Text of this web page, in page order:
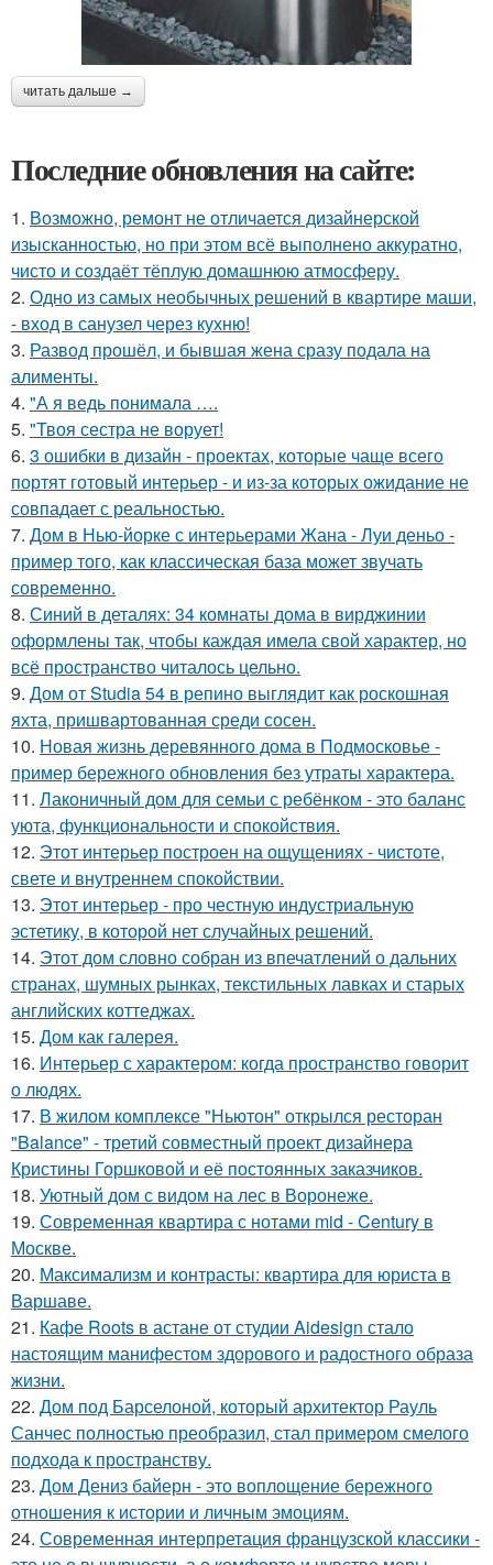
читать дальше →
Последние обновления на сайте:
1. Возможно, ремонт не отличается дизайнерской
изысканностью, но при этом всё выполнено аккуратно,
чисто и создаёт тёплую домашнюю атмосферу.
2. Одно из самых необычных решений в квартире маши,
- вход в санузел через кухню!
3. Развод прошёл, и бывшая жена сразу подала на
алименты.
4. "А я ведь понимала ….
5. "Твоя сестра не ворует!
6. 3 ошибки в дизайн - проектах, которые чаще всего
портят готовый интерьер - и из-за которых ожидание не
совпадает с реальностью.
7. Дом в Нью-йорке с интерьерами Жана - Луи деньо -
пример того, как классическая база может звучать
современно.
8. Синий в деталях: 34 комнаты дома в вирджинии
оформлены так, чтобы каждая имела свой характер, но
всё пространство читалось цельно.
9. Дом от Studia 54 в репино выглядит как роскошная
яхта, пришвартованная среди сосен.
10. Новая жизнь деревянного дома в Подмосковье -
пример бережного обновления без утраты характера.
11. Лаконичный дом для семьи с ребёнком - это баланс
уюта, функциональности и спокойствия.
12. Этот интерьер построен на ощущениях - чистоте,
свете и внутреннем спокойствии.
13. Этот интерьер - про честную индустриальную
эстетику, в которой нет случайных решений.
14. Этот дом словно собран из впечатлений о дальних
странах, шумных рынках, текстильных лавках и старых
английских коттеджах.
15. Дом как галерея.
16. Интерьер с характером: когда пространство говорит
о людях.
17. В жилом комплексе "Ньютон" открылся ресторан
"Balance" - третий совместный проект дизайнера
Кристины Горшковой и её постоянных заказчиков.
18. Уютный дом с видом на лес в Воронеже.
19. Современная квартира с нотами mid - Century в
Москве.
20. Максимализм и контрасты: квартира для юриста в
Варшаве.
21. Кафе Roots в астане от студии Aidesign стало
настоящим манифестом здорового и радостного образа
жизни.
22. Дом под Барселоной, который архитектор Рауль
Санчес полностью преобразил, стал примером смелого
подхода к пространству.
23. Дом Дениз байерн - это воплощение бережного
отношения к истории и личным эмоциям.
24. Современная интерпретация французской классики -